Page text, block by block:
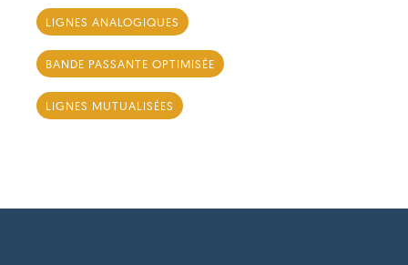
LIGNES ANALOGIQUES
BANDE PASSANTE OPTIMISÉE
LIGNES MUTUALISÉES